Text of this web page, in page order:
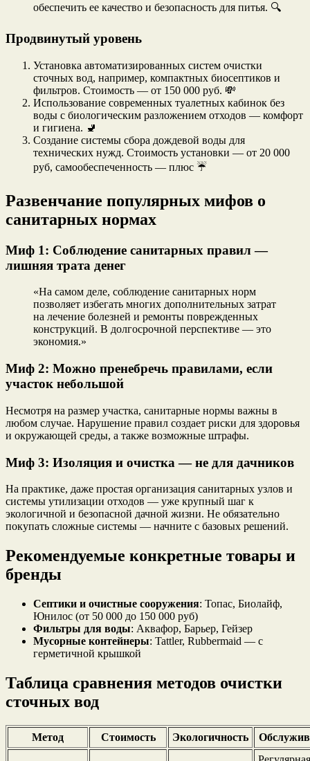
обеспечить ее качество и безопасность для питья. 🔍
Продвинутый уровень
Установка автоматизированных систем очистки
сточных вод, например, компактных биосептиков и
фильтров. Стоимость — от 150 000 руб. 💸
Использование современных туалетных кабинок без
воды с биологическим разложением отходов — комфорт
и гигиена. 🚽
Создание системы сбора дождевой воды для
технических нужд. Стоимость установки — от 20 000
руб, самообеспеченность — плюс ☔️
Развенчание популярных мифов о
санитарных нормах
Миф 1: Соблюдение санитарных правил —
лишняя трата денег
«На самом деле, соблюдение санитарных норм
позволяет избегать многих дополнительных затрат
на лечение болезней и ремонты поврежденных
конструкций. В долгосрочной перспективе — это
экономия.»
Миф 2: Можно пренебречь правилами, если
участок небольшой
Несмотря на размер участка, санитарные нормы важны в
любом случае. Нарушение правил создает риски для здоровья
и окружающей среды, а также возможные штрафы.
Миф 3: Изоляция и очистка — не для дачников
На практике, даже простая организация санитарных узлов и
системы утилизации отходов — уже крупный шаг к
экологичной и безопасной дачной жизни. Не обязательно
покупать сложные системы — начните с базовых решений.
Рекомендуемые конкретные товары и
бренды
Септики и очистные сооружения: Топас, Биолайф,
Юнилос (от 50 000 до 150 000 руб)
Фильтры для воды: Аквафор, Барьер, Гейзер
Мусорные контейнеры: Tattler, Rubbermaid — с
герметичной крышкой
Таблица сравнения методов очистки
сточных вод
Метод Стоимость Экологичность